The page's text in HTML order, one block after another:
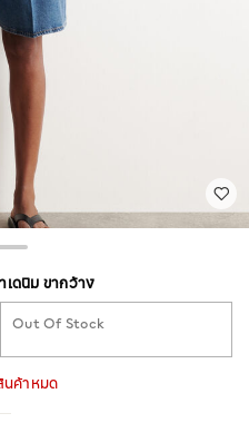
เดนิม ขากว้าง
Out Of Stock
นค้าหมด